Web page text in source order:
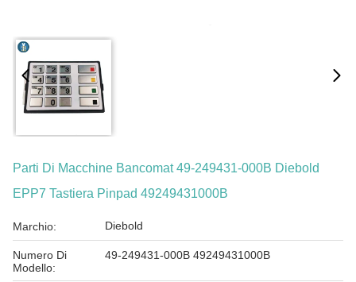
Parti Di Macchine Bancomat 49-249431-000B Diebold
EPP7 Tastiera Pinpad 49249431000B
Marchio: Diebold
Numero Di
Modello:
49-249431-000B 49249431000B